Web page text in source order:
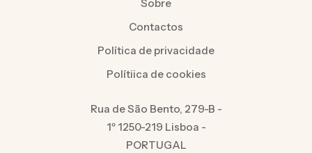
Sobre
Contactos
Política de privacidade
Polítiica de cookies
Rua de São Bento, 279-B -
1º 1250-219 Lisboa -
PORTUGAL